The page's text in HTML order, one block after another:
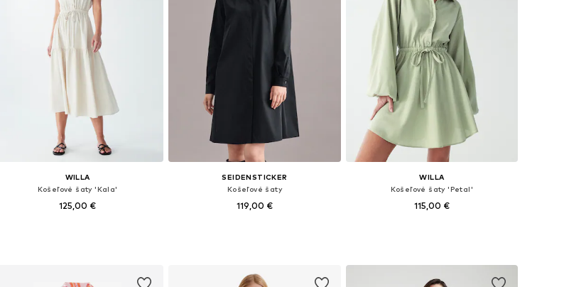
WILLA
Košeľové šaty 'Kala'
125,00 €
SEIDENSTICKER
Košeľové šaty
119,00 €
WILLA
Košeľové šaty 'Petal'
115,00 €